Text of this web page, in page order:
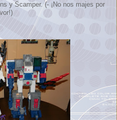
y Scamper. (- ¡No nos majes por